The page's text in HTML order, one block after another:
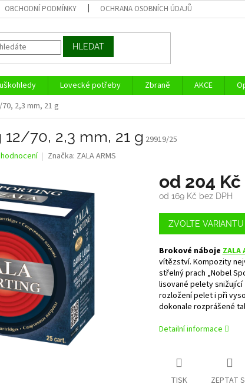
OBCHODNÍ PODMÍNKY OCHRANA OSOBNÍCH ÚDAJŮ
HLEDAT
Lovecké potřeby Zbraně AKCE
2,3 mm, 21 g
70, 2,3 mm, 21 g 29919/25
Značka: ZALA ARMS
od 204 Kč
od 169 Kč bez DPH
Měrná
cena:
ZVOLTE VARIANTU
Brokové nábojeZALA
vítězství. Kompozity
střelný prach „Nobel
lisované pelety
rozložení pelet i při
dokonale rozprášené
Detailní informace
TISK ZEPTAT